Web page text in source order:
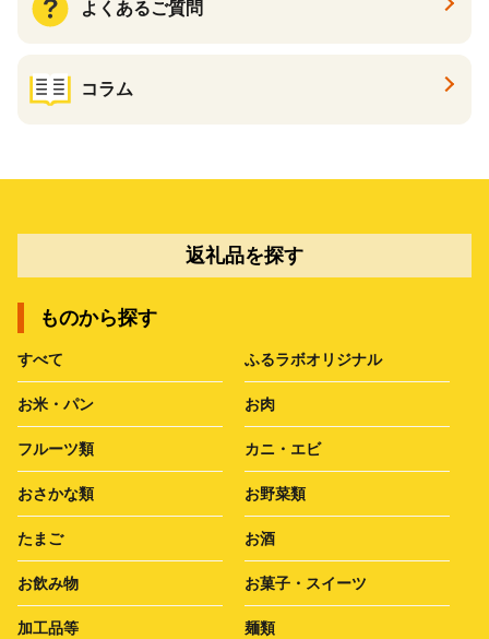
よくあるご質問
コラム
返礼品を探す
ものから探す
すべて ふるラボオリジナル
お米・パン お肉
フルーツ類 カニ・エビ
おさかな類 お野菜類
たまご お酒
お飲み物 お菓子・スイーツ
加工品等 麺類